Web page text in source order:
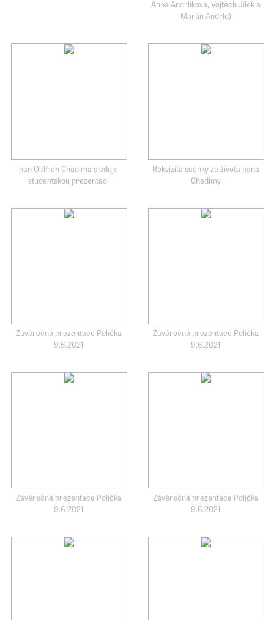
Anna Andrlíková, Vojtěch Jílek a
Martin Andrle)
pan Oldřich Chadima sleduje
studentskou prezentaci
Rekvizita scénky ze života pana
Chadimy
Závěrečná prezentace Polička
9.6.2021
Závěrečná prezentace Polička
9.6.2021
Závěrečná prezentace Polička
9.6.2021
Závěrečná prezentace Polička
9.6.2021